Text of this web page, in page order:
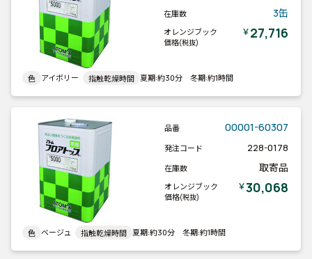
在庫数 3缶
オレンジブック
価格(税抜)
￥27,716
色 アイボリー 指触乾燥時間 夏期:約30分 冬期:約1時間
品番 00001-60307
発注コード 228-0178
在庫数 取寄品
オレンジブック
価格(税抜)
￥30,068
色 ベージュ 指触乾燥時間 夏期:約30分 冬期:約1時間